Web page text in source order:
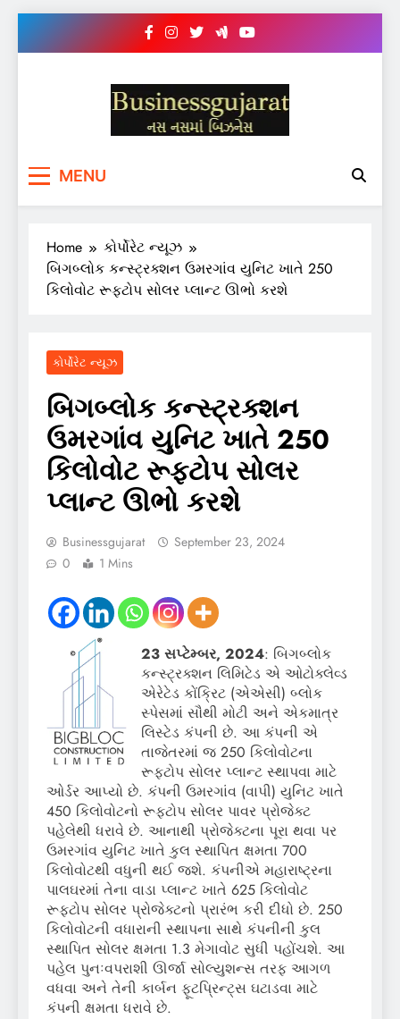
BUSINESS GUJARAT
MENU
Home
કોર્પોરેટ ન્યૂઝ
બિગબ્લોક કન્સ્ટ્રક્શન ઉમરગાંવ યુનિટ ખાતે 250
કિલોવોટ રૂફટોપ સોલર પ્લાન્ટ ઊભો કરશે
કોર્પોરેટ ન્યૂઝ
બિગબ્લોક કન્સ્ટ્રક્શન
ઉમરગાંવ યુનિટ ખાતે 250
કિલોવોટ રૂફટોપ સોલર
પ્લાન્ટ ઊભો કરશે
Businessgujarat
September 23, 2024
0
1 Mins
23 સપ્ટેમ્બર, 2024: બિગબ્લોક
કન્સ્ટ્રક્શન લિમિટેડ એ ઓટોક્લેવ્ડ
એરેટેડ કોંક્રિટ (એએસી) બ્લોક
સ્પેસમાં સૌથી મોટી અને એકમાત્ર
લિસ્ટેડ કંપની છે. આ કંપની એ
તાજેતરમાં જ 250 કિલોવોટના
રૂફટોપ સોલર પ્લાન્ટ સ્થાપવા માટે
ઓર્ડર આપ્યો છે. કંપની ઉમરગાંવ (વાપી) યુનિટ ખાતે
450 કિલોવોટનો રૂફટોપ સોલર પાવર પ્રોજેક્ટ
પહેલેથી ધરાવે છે. આનાથી પ્રોજેક્ટના પૂરા થવા પર
ઉમરગાંવ યુનિટ ખાતે કુલ સ્થાપિત ક્ષમતા 700
કિલોવોટથી વધુની થઈ જશે. કંપનીએ મહારાષ્ટ્રના
પાલઘરમાં તેના વાડા પ્લાન્ટ ખાતે 625 કિલોવોટ
રૂફટોપ સોલર પ્રોજેક્ટનો પ્રારંભ કરી દીધો છે. 250
કિલોવોટની વધારાની સ્થાપના સાથે કંપનીની કુલ
સ્થાપિત સોલર ક્ષમતા 1.3 મેગાવોટ સુધી પહોંચશે. આ
પહેલ પુનઃવપરાશી ઊર્જા સોલ્યુશન્સ તરફ આગળ
વધવા અને તેની કાર્બન ફૂટપ્રિન્ટ્સ ઘટાડવા માટે
કંપની ક્ષમતા ધરાવે છે.